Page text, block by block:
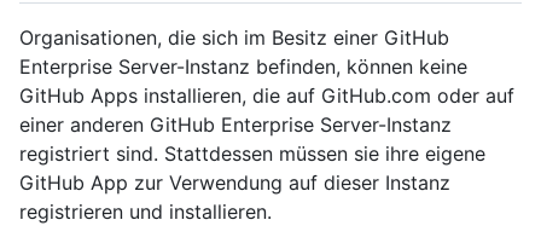
Organisationen, die sich im Besitz einer GitHub
Enterprise Server-Instanz befinden, können keine
GitHub Apps installieren, die auf GitHub.com oder auf
einer anderen GitHub Enterprise Server-Instanz
registriert sind. Stattdessen müssen sie ihre eigene
GitHub App zur Verwendung auf dieser Instanz
registrieren und installieren.